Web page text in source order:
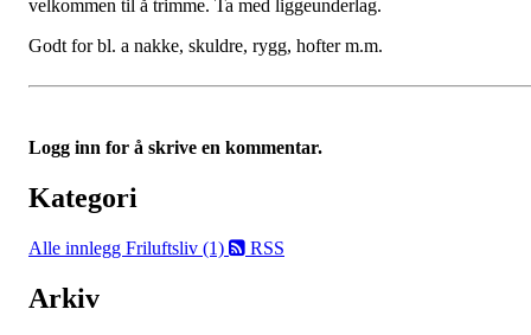
velkommen til å trimme. Ta med liggeunderlag.
Godt for bl. a nakke, skuldre, rygg, hofter m.m.
Logg inn for å skrive en kommentar.
Kategori
Alle innlegg Friluftsliv (1) RSS
Arkiv